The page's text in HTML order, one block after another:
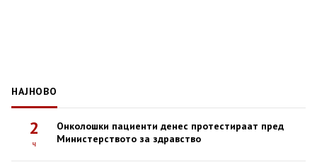
НАЈНОВО
2
ч
Онколошки пациенти денес протестираат пред
Министерството за здравство